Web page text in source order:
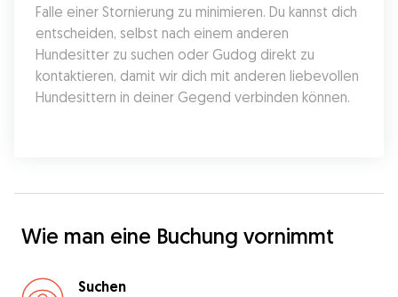
Falle einer Stornierung zu minimieren. Du kannst dich
entscheiden, selbst nach einem anderen
Hundesitter zu suchen oder Gudog direkt zu
kontaktieren, damit wir dich mit anderen liebevollen
Hundesittern in deiner Gegend verbinden können.
Wie man eine Buchung vornimmt
Suchen